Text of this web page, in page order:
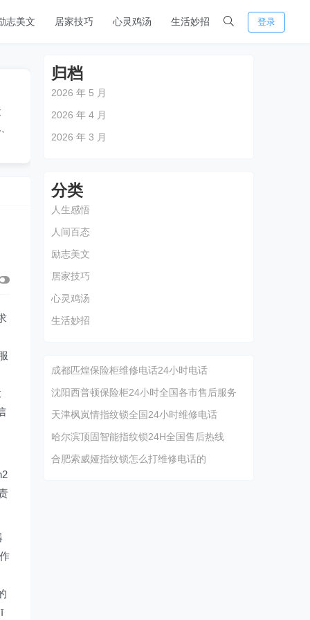
志美文 居家技巧 心灵鸡汤 生活妙招 登录
归档
2026 年 5 月
2026 年 4 月
2026 年 3 月
分类
人生感悟
人间百态
励志美文
居家技巧
心灵鸡汤
生活妙招
成都匹煌保险柜维修电话24小时电话
沈阳西普顿保险柜24小时全国各市售后服务
天津枫岚情指纹锁全国24小时维修电话
哈尔滨顶固智能指纹锁24H全国售后热线
合肥索威娅指纹锁怎么打维修电话的